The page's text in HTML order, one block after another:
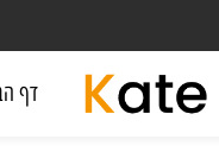
דף הבית